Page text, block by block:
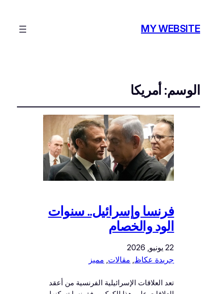
MY WEBSITE
الوسم: أمريكا
فرنسا وإسرائيل.. سنوات
الود والخصام
22 يونيو, 2026
جريدة عكاظ مقالات مميز
تعد العلاقات الإسرائيلية الفرنسية من أعقد